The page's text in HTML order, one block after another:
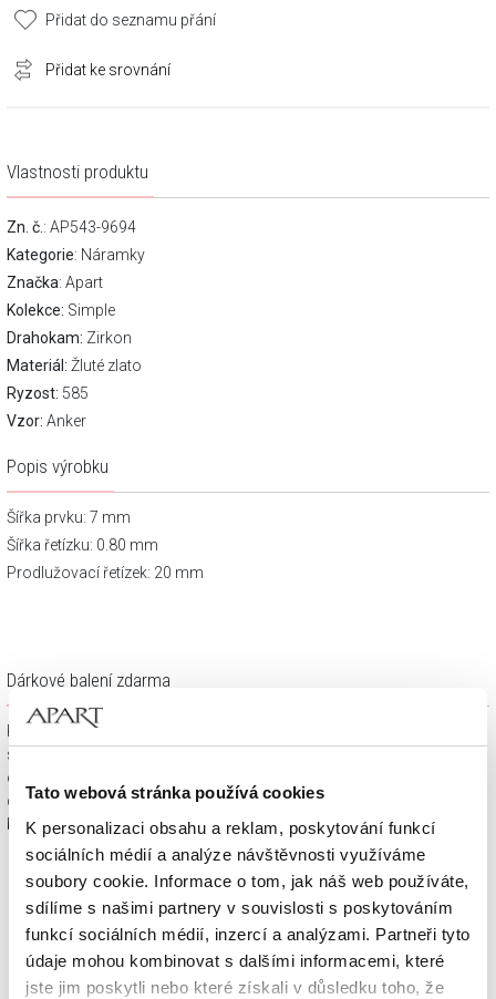
Tato webová stránka používá cookies
K personalizaci obsahu a reklam, poskytování funkcí
sociálních médií a analýze návštěvnosti využíváme
soubory cookie. Informace o tom, jak náš web používáte,
sdílíme s našimi partnery v souvislosti s poskytováním
funkcí sociálních médií, inzercí a analýzami. Partneři tyto
údaje mohou kombinovat s dalšími informacemi, které
jste jim poskytli nebo které získali v důsledku toho, že
Přidat do seznamu přání
Přidat ke srovnání
Vlastnosti produktu
Zn. č. : AP543-9694
Kategorie: Náramky
Značka: Apart
Kolekce: Simple
Drahokam: Zirkon
Materiál: Žluté zlato
Ryzost: 585
Vzor: Anker
Popis výrobku
Šířka prvku: 7 mm
Šířka řetízku: 0.80 mm
Prodlužovací řetízek: 20 mm
Dárkové balení zdarma
Klenotnické výrobky zakoupené na e-shopu Apart.cz obdržíte
spolu s dárkovou krabičkou a taštičkou – v závislosti na
objednaném sortimentu. Váš nákup se tak stane krásným
dárkem, který můžete bez dalších příprav věnovat svým
blízkým.